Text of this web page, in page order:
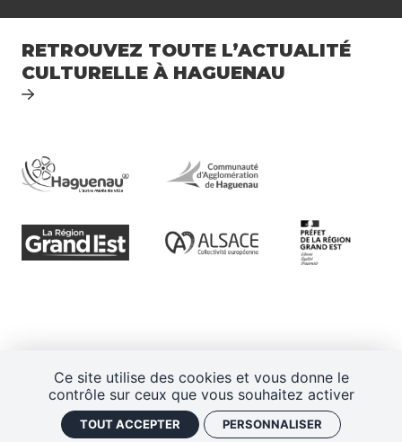
Ce site utilise des cookies et vous donne le
contrôle sur ceux que vous souhaitez activer
TOUT ACCEPTER PERSONNALISER
RETROUVEZ TOUTE L’ACTUALITÉ
CULTURELLE À HAGUENAU
CGV Mentions légales
Plan de site
Politique de confidentialité
Gestion des cookies
J'ai un code promo